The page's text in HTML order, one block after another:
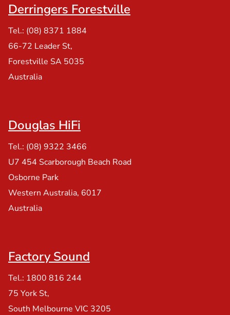
Derringers Forestville
Tel.: (08) 8371 1884
66-72 Leader St,
Forestville SA 5035
Australia
Douglas HiFi
Tel.: (08) 9322 3466
U7 454 Scarborough Beach Road
Osborne Park
Western Australia, 6017
Australia
Factory Sound
Tel.: 1800 816 244
75 York St,
South Melbourne VIC 3205